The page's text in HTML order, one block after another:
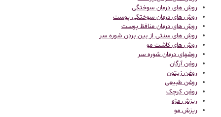
روش های درمان سوختگی
روش های درمان سوختگی پوست
روش های درمان منافظ پوست
روش های سنتی از بین بردن شوره سر
روش های کاشت مو
روشهای درمان شوره سر
روغن آرگان
روغن زیتون
روغن طبیعی
روغن کرچک
ریزش مژه
ریزش مو